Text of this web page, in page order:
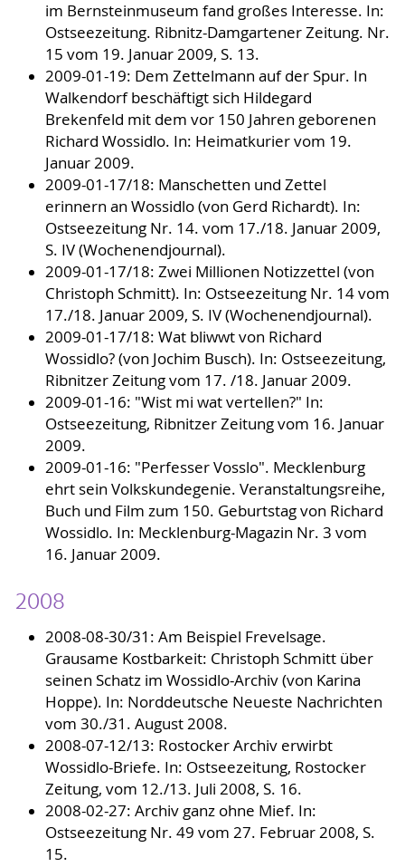
im Bernsteinmuseum fand großes Interesse. In:
Ostseezeitung. Ribnitz-Damgartener Zeitung. Nr.
15 vom 19. Januar 2009, S. 13.
2009-01-19: Dem Zettelmann auf der Spur. In
Walkendorf beschäftigt sich Hildegard
Brekenfeld mit dem vor 150 Jahren geborenen
Richard Wossidlo. In: Heimatkurier vom 19.
Januar 2009.
2009-01-17/18: Manschetten und Zettel
erinnern an Wossidlo (von Gerd Richardt). In:
Ostseezeitung Nr. 14. vom 17./18. Januar 2009,
S. IV (Wochenendjournal).
2009-01-17/18: Zwei Millionen Notizzettel (von
Christoph Schmitt). In: Ostseezeitung Nr. 14 vom
17./18. Januar 2009, S. IV (Wochenendjournal).
2009-01-17/18: Wat bliwwt von Richard
Wossidlo? (von Jochim Busch). In: Ostseezeitung,
Ribnitzer Zeitung vom 17. /18. Januar 2009.
2009-01-16: "Wist mi wat vertellen?" In:
Ostseezeitung, Ribnitzer Zeitung vom 16. Januar
2009.
2009-01-16: "Perfesser Vosslo". Mecklenburg
ehrt sein Volkskundegenie. Veranstaltungsreihe,
Buch und Film zum 150. Geburtstag von Richard
Wossidlo. In: Mecklenburg-Magazin Nr. 3 vom
16. Januar 2009.
2008
2008-08-30/31: Am Beispiel Frevelsage.
Grausame Kostbarkeit: Christoph Schmitt über
seinen Schatz im Wossidlo-Archiv (von Karina
Hoppe). In: Norddeutsche Neueste Nachrichten
vom 30./31. August 2008.
2008-07-12/13: Rostocker Archiv erwirbt
Wossidlo-Briefe. In: Ostseezeitung, Rostocker
Zeitung, vom 12./13. Juli 2008, S. 16.
2008-02-27: Archiv ganz ohne Mief. In:
Ostseezeitung Nr. 49 vom 27. Februar 2008, S.
15.